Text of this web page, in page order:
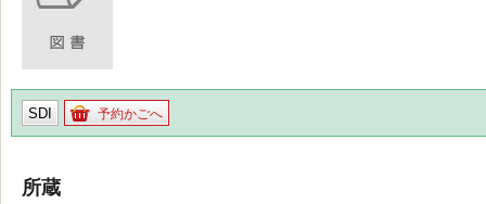
SDI 予約かごへ
所蔵